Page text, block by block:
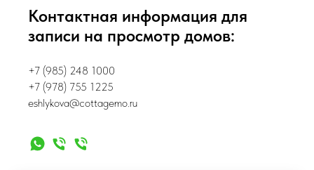
Контактная информация для
записи на просмотр домов:
+7 (985) 248 1000
+7 (978) 755 1225
eshlykova@cottagemo.ru